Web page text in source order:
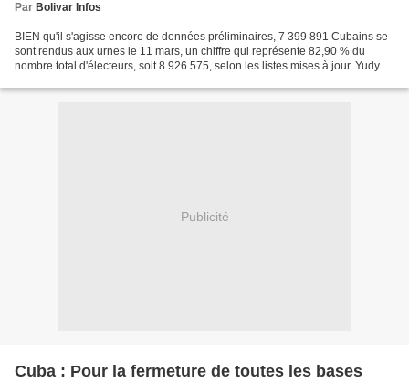
Par Bolivar Infos
BIEN qu'il s'agisse encore de données préliminaires, 7 399 891 Cubains se
sont rendus aux urnes le 11 mars, un chiffre qui représente 82,90 % du
nombre total d'électeurs, soit 8 926 575, selon les listes mises à jour. Yudy
Publicité
Cuba : Pour la fermeture de toutes les bases